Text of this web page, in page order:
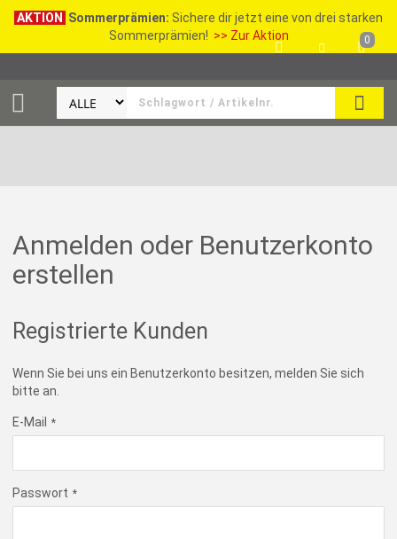
AKTION Sommerprämien: Sichere dir jetzt eine von drei starken
Sommerprämien! >> Zur Aktion 0
Anmelden oder Benutzerkonto
erstellen
Registrierte Kunden
Wenn Sie bei uns ein Benutzerkonto besitzen, melden Sie sich
bitte an.
E-Mail
Passwort